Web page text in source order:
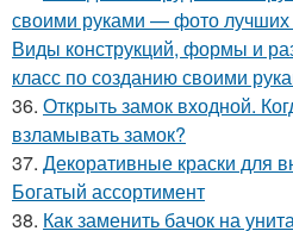
своими руками — фото
Виды конструкций, формы и
класс по созданию своими
36. Открыть замок входной.
взламывать замок?
37. Декоративные краски для
Богатый ассортимент
38. Как заменить бачок на